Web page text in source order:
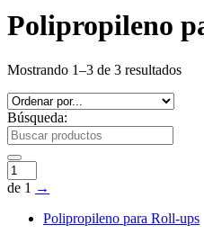
Polipropileno
Mostrando 1–3 de 3 resultados
Búsqueda:
de 1 →
Polipropileno para Roll-ups